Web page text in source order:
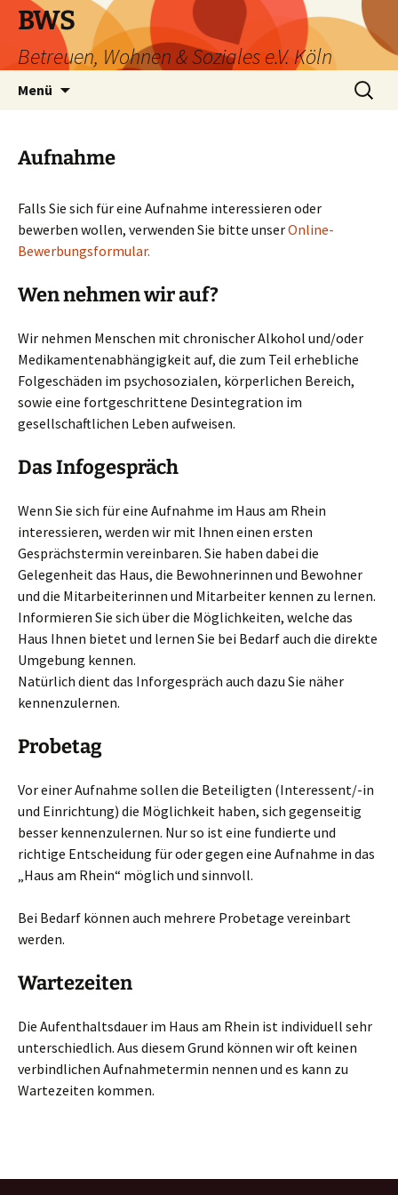
Zum
Inhalt
springen
BWS
Betreuen, Wohnen & Soziales e.V. Köln
Menü
Suchen
nach:
Aufnahme
Falls Sie sich für eine Aufnahme interessieren oder
bewerben wollen, verwenden Sie bitte unserOnline-
Bewerbungsformular.
Wen nehmen wir auf?
Wir nehmen Menschen mit chronischer Alkohol und/oder
Medikamentenabhängigkeit auf, die zum Teil erhebliche
Folgeschäden im psychosozialen, körperlichen Bereich,
sowie eine fortgeschrittene Desintegration im
gesellschaftlichen Leben aufweisen.
Das Infogespräch
Wenn Sie sich für eine Aufnahme im Haus am Rhein
interessieren, werden wir mit Ihnen einen ersten
Gesprächstermin vereinbaren. Sie haben dabei die
Gelegenheit das Haus, die Bewohnerinnen und Bewohner
und die Mitarbeiterinnen und Mitarbeiter kennen zu lernen.
Informieren Sie sich über die Möglichkeiten, welche das
Haus Ihnen bietet und lernen Sie bei Bedarf auch die direkte
Umgebung kennen.
Natürlich dient das Inforgespräch auch dazu Sie näher
kennenzulernen.
Probetag
Vor einer Aufnahme sollen die Beteiligten (Interessent/-in
und Einrichtung) die Möglichkeit haben, sich gegenseitig
besser kennenzulernen. Nur so ist eine fundierte und
richtige Entscheidung für oder gegen eine Aufnahme in das
„Haus am Rhein“ möglich und sinnvoll.
Bei Bedarf können auch mehrere Probetage vereinbart
werden.
Wartezeiten
Die Aufenthaltsdauer im Haus am Rhein ist individuell sehr
unterschiedlich. Aus diesem Grund können wir oft keinen
verbindlichen Aufnahmetermin nennen und es kann zu
Wartezeiten kommen.